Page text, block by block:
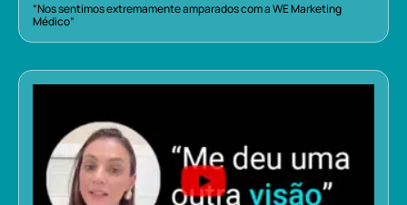
“Nos sentimos extremamente amparados com a WE Marketing
Médico”